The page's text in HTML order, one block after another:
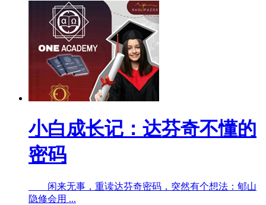
小白成长记：达芬奇不懂的
密码
闲来无事，重读达芬奇密码，突然有个想法：郇山
隐修会用 ...